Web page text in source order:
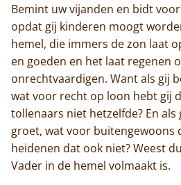
Bemint uw vijanden en bidt
opdat gij kinderen moogt
hemel, die immers de zon laat
en goeden en het laat regenen
onrechtvaardigen. Want als gij
wat voor recht op loon hebt gij
tollenaars niet hetzelfde? En
groet, wat voor buitengewoons
heidenen dat ook niet? Weest
Vader in de hemel volmaakt is.